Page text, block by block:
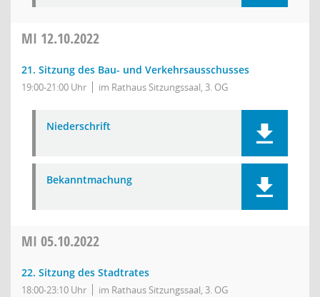
MI 12.10.2022
21. Sitzung des Bau- und Verkehrsausschusses
19:00-21:00 Uhr im Rathaus Sitzungssaal, 3. OG
Niederschrift
Bekanntmachung
MI 05.10.2022
22. Sitzung des Stadtrates
18:00-23:10 Uhr im Rathaus Sitzungssaal, 3. OG